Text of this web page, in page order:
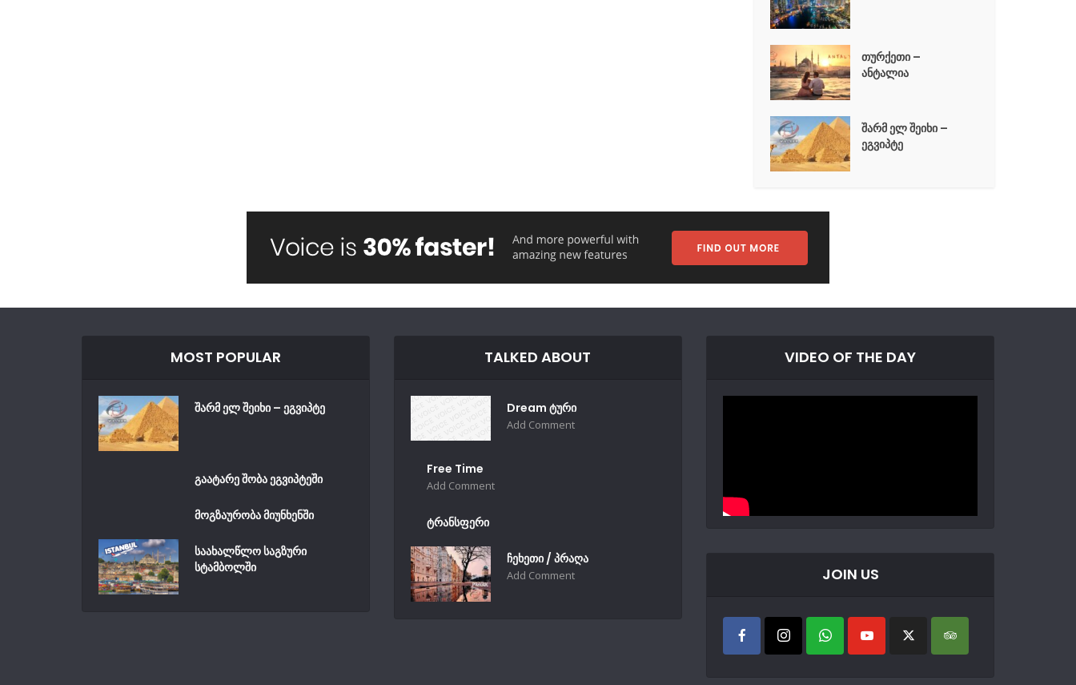
თურქეთი –
ანტალია
შარმ ელ შეიხი –
ეგვიპტე
MOST POPULAR
შარმ ელ შეიხი – ეგვიპტე
გაატარე შობა ეგვიპტეში
მოგზაურობა მიუნხენში
საახალწლო საგზური
სტამბოლში
TALKED ABOUT
Dream ტური
Add Comment
Free Time
Add Comment
ტრანსფერი
ჩეხეთი / პრაღა
Add Comment
VIDEO OF THE DAY
JOIN US